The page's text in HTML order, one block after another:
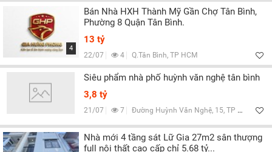
4
Bán Nhà HXH Thành Mỹ Gần Chợ Tân Bình,
Phường 8 Quận Tân Bình.
13 tỷ
22/07 4 Q.Tân Bình, TP HCM
Siêu phẩm nhà phố huỳnh văn nghệ tân bình
3,8 tỷ
21/07 7 Đường Huỳnh Văn Nghệ, 15, TP HCM
Nhà mới 4 tầng sát Lữ Gia 27m2 sân thượng
full nội thất cao cấp chỉ 5.68 tỷ...